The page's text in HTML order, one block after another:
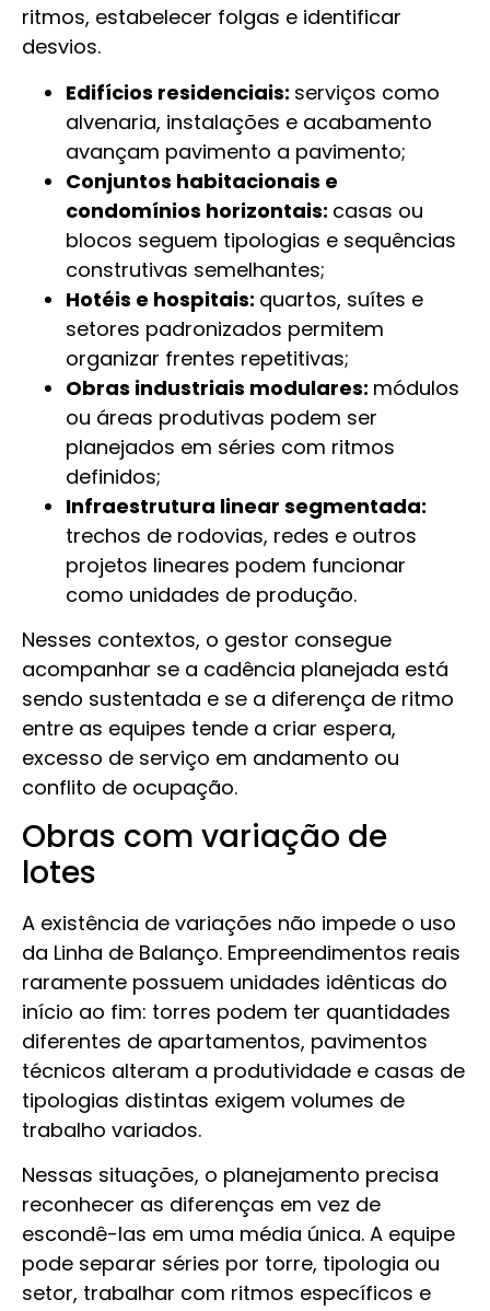
ritmos, estabelecer folgas e identificar
desvios.
Edifícios residenciais: serviços como
alvenaria, instalações e acabamento
avançam pavimento a pavimento;
Conjuntos habitacionais e
condomínios horizontais: casas ou
blocos seguem tipologias e sequências
construtivas semelhantes;
Hotéis e hospitais: quartos, suítes e
setores padronizados permitem
organizar frentes repetitivas;
Obras industriais modulares: módulos
ou áreas produtivas podem ser
planejados em séries com ritmos
definidos;
Infraestrutura linear segmentada:
trechos de rodovias, redes e outros
projetos lineares podem funcionar
como unidades de produção.
Nesses contextos, o gestor consegue
acompanhar se a cadência planejada está
sendo sustentada e se a diferença de ritmo
entre as equipes tende a criar espera,
excesso de serviço em andamento ou
conflito de ocupação.
Obras com variação de
lotes
A existência de variações não impede o uso
da Linha de Balanço. Empreendimentos reais
raramente possuem unidades idênticas do
início ao fim: torres podem ter quantidades
diferentes de apartamentos, pavimentos
técnicos alteram a produtividade e casas de
tipologias distintas exigem volumes de
trabalho variados.
Nessas situações, o planejamento precisa
reconhecer as diferenças em vez de
escondê-las em uma média única. A equipe
pode separar séries por torre, tipologia ou
setor, trabalhar com ritmos específicos e